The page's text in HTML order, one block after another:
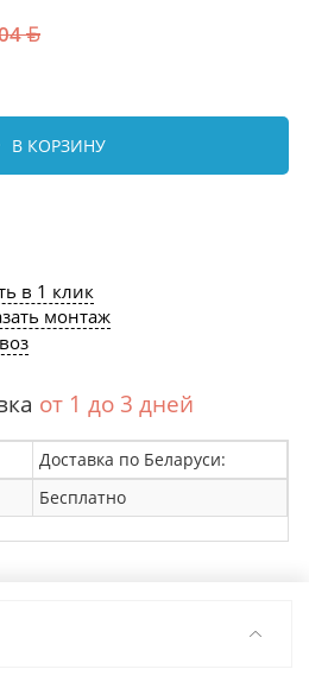
В КОРЗИНУ
в 1 клик
монтаж
от 1 до 3 дней
Доставка по Беларуси:
Бесплатно